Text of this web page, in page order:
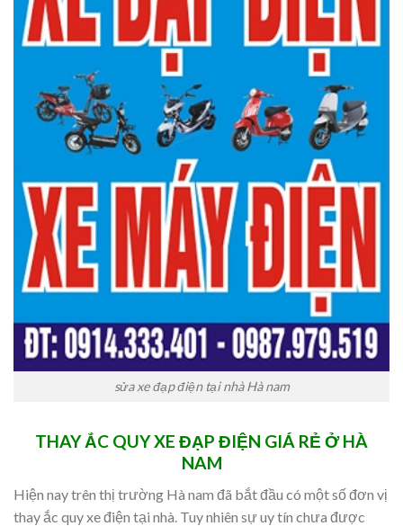
sửa xe đạp điện tại nhà Hà nam
THAY ẮC QUY XE ĐẠP ĐIỆN GIÁ RẺ Ở HÀ
NAM
Hiện nay trên thị trường Hà nam đã bắt đầu có một số đơn vị
thay ắc quy xe điện tại nhà. Tuy nhiên sự uy tín chưa được